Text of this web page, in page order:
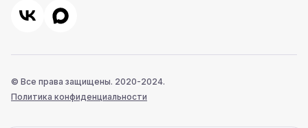
© Все права защищены. 2020-2024.
Политика конфиденциальности